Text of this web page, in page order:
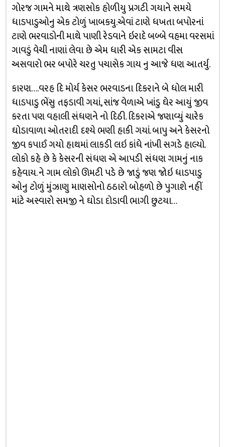
ગોરજ ગામને માથે ત્રણસોક હોળીયુ પ્રગટી ગયાને સમયે
ધાડપાડુઓનુ એક ટોળું ખાબકયુ.એવાં ટાણે ધખતા બપોરનાં
ટાણે ભરવાડોની માથે પાણી રેડવાને ઇરાદે બબ્બે વહમા વરસમાં
ગાવડું વેચી નાણાં લેવા છે એમ ધારી એક સામટા વીસ
અસવારો ભર બપોરે ચરતુ પચાસેક ગાય નુ આજે ધણ આતર્યુ.
કારણ….વરહ દિ મોર્ય કેસર ભરવાડના દિકરાને બે ધોલ મારી
ધાડપાડુ ભેંસુ તફડાવી ગયાં, સાંજ વેળાએ ખાંડુ ઘેર આયું જીવ
કરતા પણ વહાલી સંધણને નો દિઠી. દિકરાએ જણાવ્યું ચારેક
ઘોડાવાળા ઓતરાદી દશ્યે ભણી હાકી ગયાં. બાપુ અને કેસરનો
જીવ કપાઈ ગયો હાથમાં લાકડી લઇ કાંધે નાંખી સગડે હાલ્યો.
લોકો કહે છે કે કેસરની સંધણ એ આપડી સંધણ ગામનું નાક
કહેવાય. ને ગામ લોકો ઊમટી પડે છે જાડું જણ જોઇ ધાડપાડુ
ઓનુ ટોળું મુંઝાણુ માણસોનો ઠઠારો બોહળો છે પુગાશે નહીં
માંટે અસ્વારો સમજી ને ઘોડા દોડાવી ભાગી છુટયા…